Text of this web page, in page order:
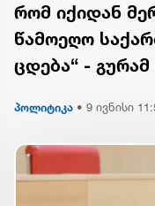
რომ იქიდან
წამოეღო
ცდება“ -
პოლიტიკა • 9 ივნისი